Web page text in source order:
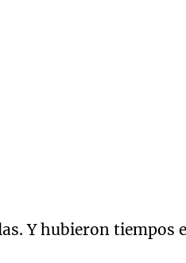
Y hubieron tiempos